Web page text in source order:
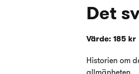
Det
Värde: 185 kr
Historien om